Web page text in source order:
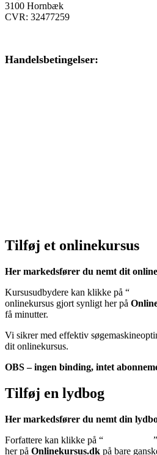
3100 Hornbæk
CVR: 32477259
Handelsbetingelser:
Tilføj et onlinekursus
Her markedsfører du nemt dit
Kursusudbydere kan klikke på “
onlinekursus gjort synligt her på
få minutter.
Vi sikrer med effektiv
dit onlinekursus.
OBS – ingen binding, intet
Tilføj en lydbog
Her markedsfører du nemt din
Forfattere kan klikke på “
her på Onlinekursus.dk på bare